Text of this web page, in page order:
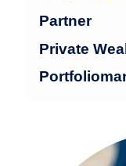
Partner
Private
Martina